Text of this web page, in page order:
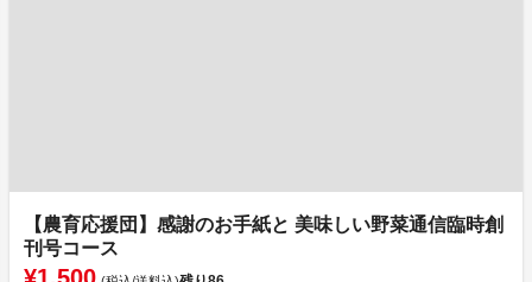
【農育応援団】感謝のお手紙と 美味しい野菜通信臨時創
刊号コース